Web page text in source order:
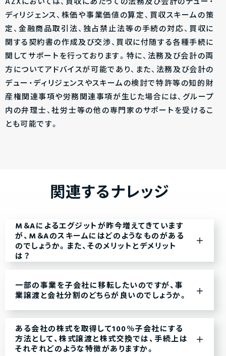
ディリジェンス、株価や事業価値の算定、買収スキームの策
定、金融商品取引法、独占禁止法等の手続の対応、買収に
関する契約書の作成及び交渉、買収に付随する各種手続に
関してサポートを行っております。特に、法務及び会計の両
方についてアドバイスが可能であり、また、法務及び会計の
デュー・ディリジェンスやスキームの検討で特許等の知的財
産権関連事項や労務関連事項が生じた場合には、グループ
内の弁理士、社労士等の他の専門家のサポートを受けるこ
とも可能です。
関連するナレッジ
M＆Aによるエグジットが昨今増えてきています
が、M＆Aのスキームにはどのようなものがある
のでしょうか。また、そのメリットとデメリット
は？
一部の事業を子会社に移転したいのですが、事
業譲渡と会社分割のどちらが良いのでしょうか。
ある会社の株式を取得して100％子会社にする
方法として、株式譲渡と株式交換では、手続上は
それぞれどのような特徴がありますか。